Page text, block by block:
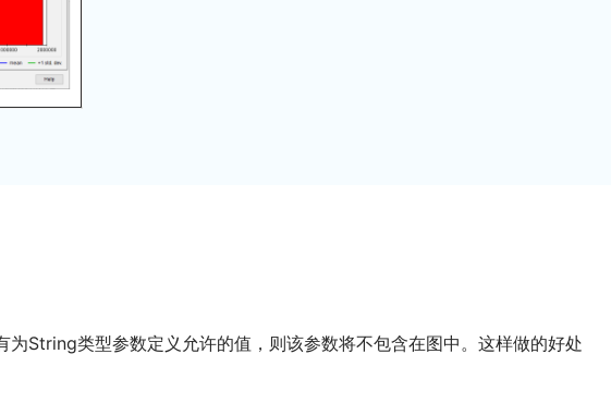
String类型参数定义允许的值，则该参数将不包含在图中。这样做的好处